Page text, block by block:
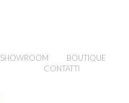
SHOWROOM
BOUTIQUE
CONTATTI